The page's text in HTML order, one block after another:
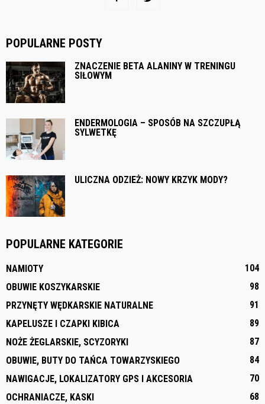
POPULARNE POSTY
ZNACZENIE BETA ALANINY W TRENINGU
SIŁOWYM
ENDERMOLOGIA – SPOSÓB NA SZCZUPŁĄ
SYLWETKĘ
ULICZNA ODZIEŻ: NOWY KRZYK MODY?
POPULARNE KATEGORIE
NAMIOTY
104
OBUWIE KOSZYKARSKIE
98
PRZYNĘTY WĘDKARSKIE NATURALNE
91
KAPELUSZE I CZAPKI KIBICA
89
NOŻE ŻEGLARSKIE, SCYZORYKI
87
OBUWIE, BUTY DO TAŃCA TOWARZYSKIEGO
84
NAWIGACJE, LOKALIZATORY GPS I AKCESORIA
70
OCHRANIACZE, KASKI
68